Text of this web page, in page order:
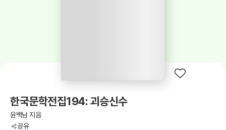
한국문학전집194: 괴승신수
윤백남 지음
공유